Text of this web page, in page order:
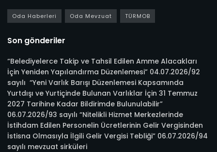
Oda Haberleri Oda Mevzuat TÜRMOB
Son gönderiler
“Belediyelerce Takip ve Tahsil Edilen Amme Alacakları
İçin Yeniden Yapılandırma Düzenlemesi” 04.07.2026/92
sayılı “Yeni Varlık Barışı Düzenlemesi Kapsamında
Yurtdışı ve Yurtiçinde Bulunan Varlıklar İçin 31 Temmuz
2027 Tarihine Kadar Bildirimde Bulunulabilir”
06.07.2026/93 sayılı “Nitelikli Hizmet Merkezlerinde
İstihdam Edilen Personelin Ücretlerinin Gelir Vergisinden
İstisna Olmasıyla İlgili Gelir Vergisi Tebliği” 06.07.2026/94
sayılı mevzuat sirküleri